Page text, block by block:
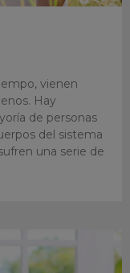
vienen
Hay
de personas
del sistema
una serie de